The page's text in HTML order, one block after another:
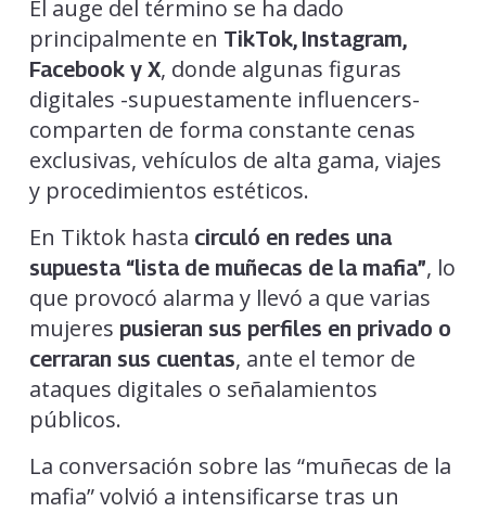
El auge del término se ha dado
principalmente en TikTok, Instagram,
Facebook y X, donde algunas figuras
digitales -supuestamente influencers-
comparten de forma constante cenas
exclusivas, vehículos de alta gama, viajes
y procedimientos estéticos.
En Tiktok hasta circuló en redes una
supuesta “lista de muñecas de la mafia”, lo
que provocó alarma y llevó a que varias
mujeres pusieran sus perfiles en privado o
cerraran sus cuentas, ante el temor de
ataques digitales o señalamientos
públicos.
La conversación sobre las “muñecas de la
mafia” volvió a intensificarse tras un